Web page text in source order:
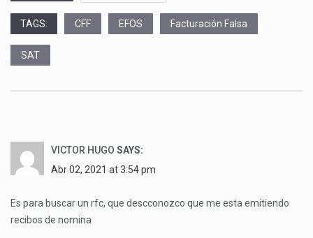
TAGS: CFF EFOS Facturación Falsa
SAT
VICTOR HUGO SAYS:
Abr 02, 2021 at 3:54 pm
Es para buscar un rfc, que descconozco que me esta emitiendo
recibos de nomina